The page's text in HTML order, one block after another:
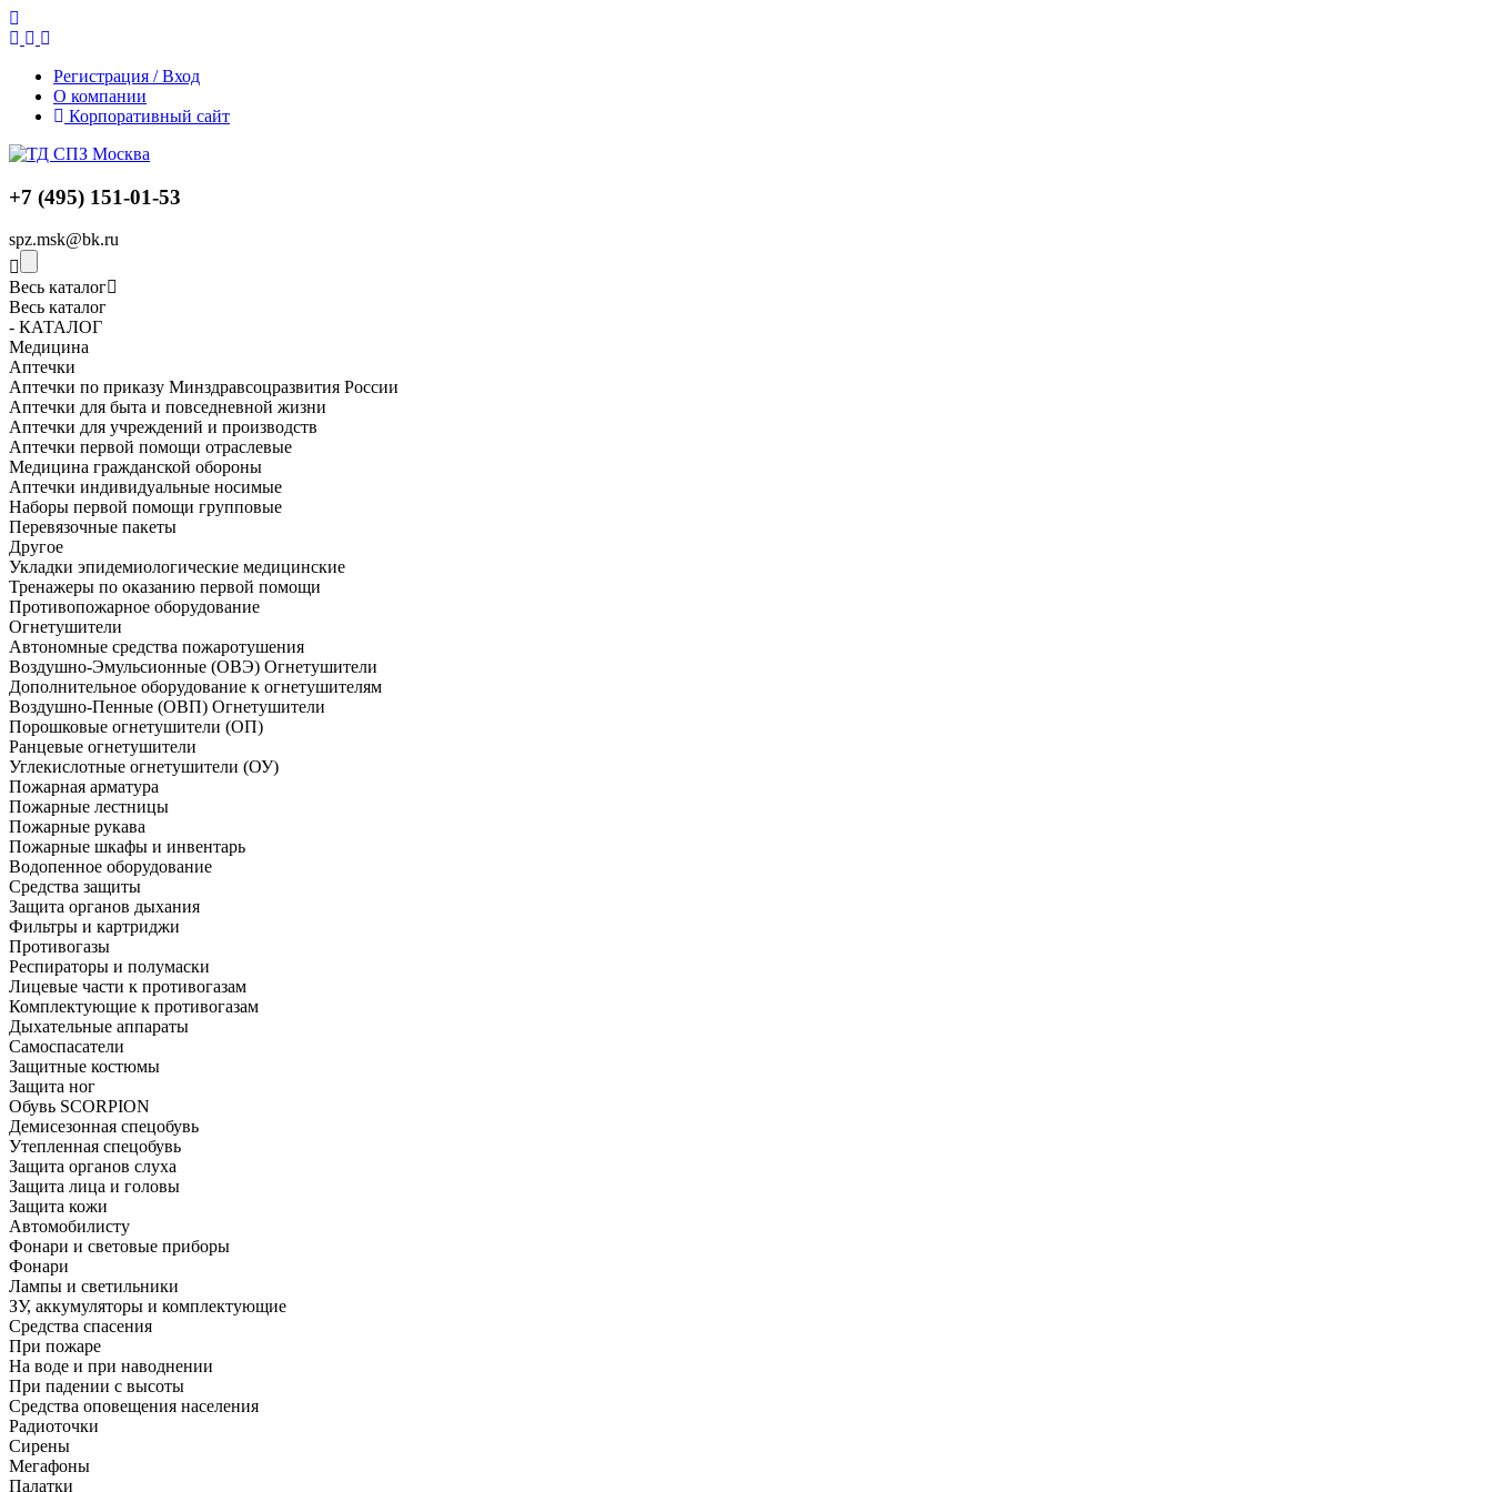
Регистрация / Вход
О компании
Корпоративный сайт
+7 (495) 151-01-53
spz.msk@bk.ru
Весь каталог
Весь каталог
- КАТАЛОГ
Медицина
Аптечки
Аптечки по приказу Минздравсоцразвития России
Аптечки для быта и повседневной жизни
Аптечки для учреждений и производств
Аптечки первой помощи отраслевые
Медицина гражданской обороны
Аптечки индивидуальные носимые
Наборы первой помощи групповые
Перевязочные пакеты
Другое
Укладки эпидемиологические медицинские
Тренажеры по оказанию первой помощи
Противопожарное оборудование
Огнетушители
Автономные средства пожаротушения
Воздушно-Эмульсионные (ОВЭ) Огнетушители
Дополнительное оборудование к огнетушителям
Воздушно-Пенные (ОВП) Огнетушители
Порошковые огнетушители (ОП)
Ранцевые огнетушители
Углекислотные огнетушители (ОУ)
Пожарная арматура
Пожарные лестницы
Пожарные рукава
Пожарные шкафы и инвентарь
Водопенное оборудование
Средства защиты
Защита органов дыхания
Фильтры и картриджи
Противогазы
Респираторы и полумаски
Лицевые части к противогазам
Комплектующие к противогазам
Дыхательные аппараты
Самоспасатели
Защитные костюмы
Защита ног
Обувь SCORPION
Демисезонная спецобувь
Утепленная спецобувь
Защита органов слуха
Защита лица и головы
Защита кожи
Автомобилисту
Фонари и световые приборы
Фонари
Лампы и светильники
ЗУ, аккумуляторы и комплектующие
Средства спасения
При пожаре
На воде и при наводнении
При падении с высоты
Средства оповещения населения
Радиоточки
Сирены
Мегафоны
Палатки